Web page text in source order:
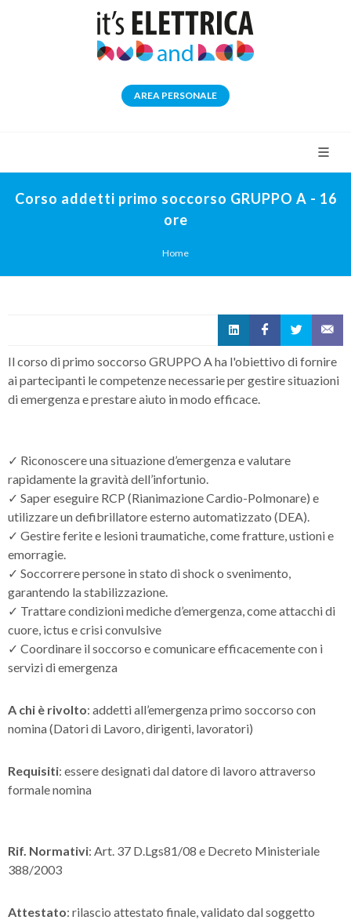
AREA PERSONALE
Corso addetti primo soccorso GRUPPO A - 16
ore
Home
Il corso di primo soccorso GRUPPO A ha l'obiettivo di fornire
ai partecipanti le competenze necessarie per gestire situazioni
di emergenza e prestare aiuto in modo efficace.
✓ Riconoscere una situazione d’emergenza e valutare
rapidamente la gravità dell’infortunio.
✓ Saper eseguire RCP (Rianimazione Cardio-Polmonare) e
utilizzare un defibrillatore esterno automatizzato (DEA).
✓ Gestire ferite e lesioni traumatiche, come fratture, ustioni e
emorragie.
✓ Soccorrere persone in stato di shock o svenimento,
garantendo la stabilizzazione.
✓ Trattare condizioni mediche d’emergenza, come attacchi di
cuore, ictus e crisi convulsive
✓ Coordinare il soccorso e comunicare efficacemente con i
servizi di emergenza
A chi è rivolto: addetti all’emergenza primo soccorso con
nomina (Datori di Lavoro, dirigenti, lavoratori)
Requisiti: essere designati dal datore di lavoro attraverso
formale nomina
Rif. Normativi: Art. 37 D.Lgs81/08 e Decreto Ministeriale
388/2003
Attestato: rilascio attestato finale, validato dal soggetto